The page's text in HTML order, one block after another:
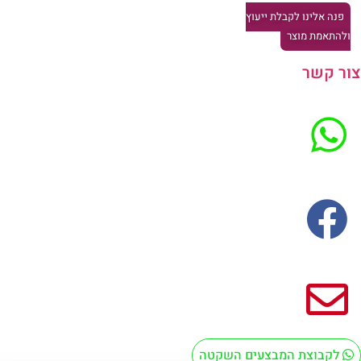
פנה אלינו לקבלת ייעוץ
מוצר
קשר
לקבוצת המבצעים השקטה